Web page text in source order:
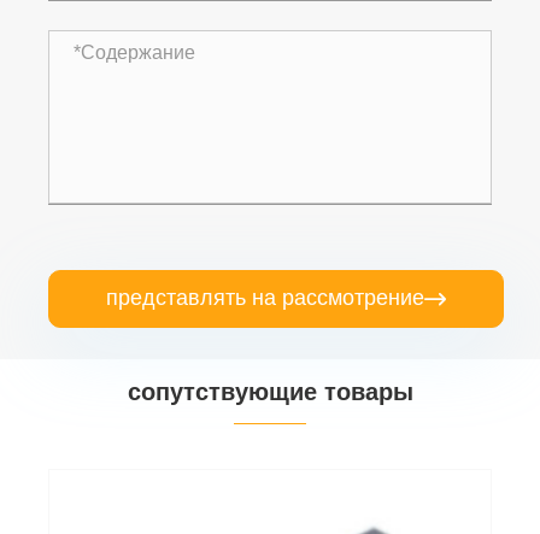
представлять на рассмотрение
сопутствующие товары